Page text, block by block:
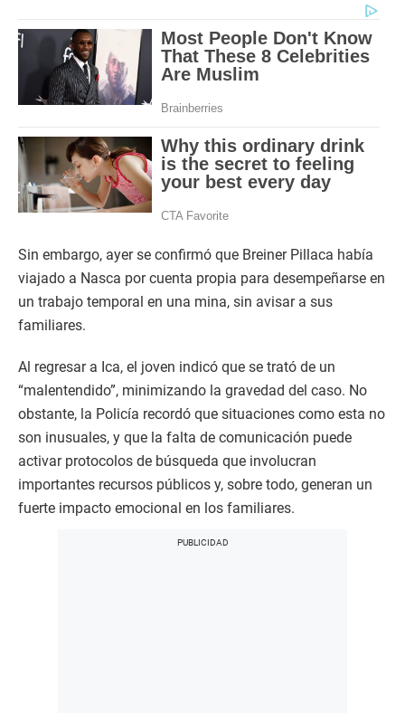
Sin embargo, ayer se confirmó que Breiner Pillaca había
viajado a Nasca por cuenta propia para desempeñarse en
un trabajo temporal en una mina, sin avisar a sus
familiares.
Al regresar a Ica, el joven indicó que se trató de un
“malentendido”, minimizando la gravedad del caso. No
obstante, la Policía recordó que situaciones como esta no
son inusuales, y que la falta de comunicación puede
activar protocolos de búsqueda que involucran
importantes recursos públicos y, sobre todo, generan un
fuerte impacto emocional en los familiares.